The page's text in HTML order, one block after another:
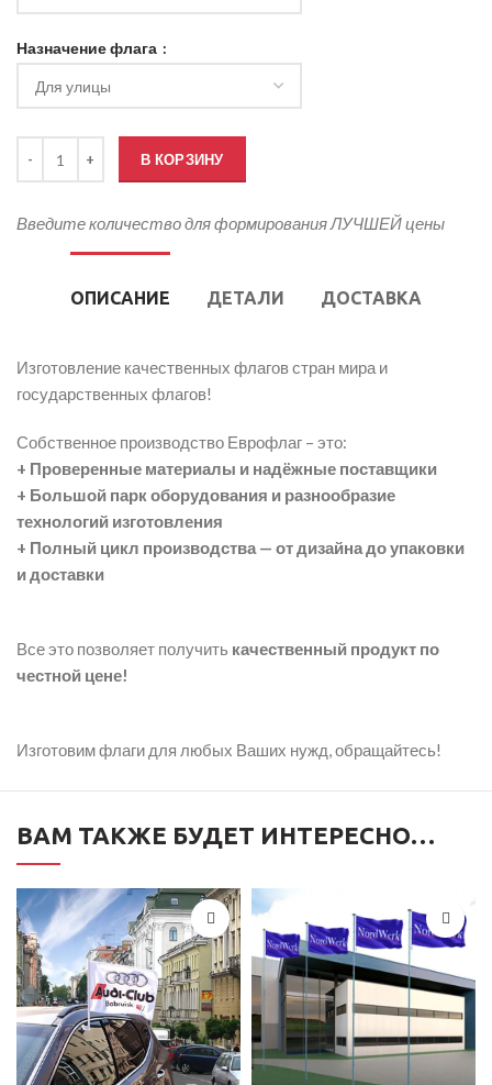
Назначение флага
В КОРЗИНУ
Введите количество для формирования ЛУЧШЕЙ цены
ОПИСАНИЕ ДЕТАЛИ ДОСТАВКА
Изготовление качественных флагов стран мира и
государственных флагов!
Собственное производство Еврофлаг – это:
+ Проверенные материалы и надёжные поставщики
+ Большой парк оборудования и разнообразие
технологий изготовления
+ Полный цикл производства — от дизайна до упаковки
и доставки
Все это позволяет получить качественный продукт по
честной цене!
Изготовим флаги для любых Ваших нужд, обращайтесь!
ВАМ ТАКЖЕ БУДЕТ ИНТЕРЕСНО…